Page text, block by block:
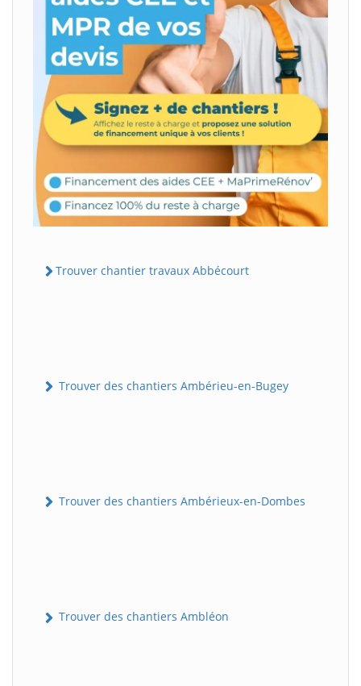
Trouver chantier travaux Abbécourt
Trouver des chantiers Ambérieu-en-Bugey
Trouver des chantiers Ambérieux-en-Dombes
Trouver des chantiers Ambléon